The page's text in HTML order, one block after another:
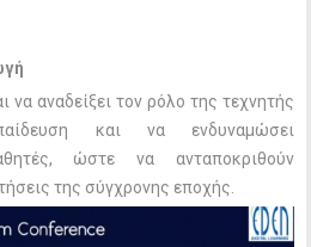
να αναδείξει τον ρόλο της τεχνητής
και να ενδυναμώσει
ώστε να ανταποκριθούν
της σύγχρονης εποχής.